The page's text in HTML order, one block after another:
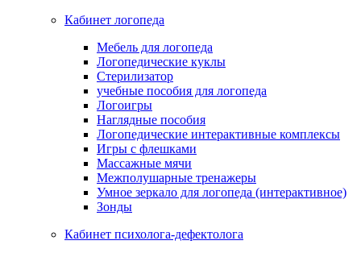
Кабинет логопеда
Мебель для логопеда
Логопедические куклы
Стерилизатор
учебные пособия для логопеда
Логоигры
Наглядные пособия
Логопедические интерактивные комплексы
Игры с флешками
Массажные мячи
Межполушарные тренажеры
Умное зеркало для логопеда (интерактивное)
Зонды
Кабинет психолога-дефектолога